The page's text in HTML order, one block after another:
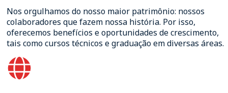
Nos orgulhamos do nosso maior patrimônio: nossos
colaboradores que fazem nossa história. Por isso,
oferecemos benefícios e oportunidades de crescimento,
tais como cursos técnicos e graduação em diversas áreas.